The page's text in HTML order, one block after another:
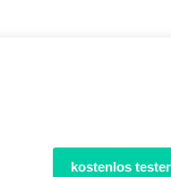
kostenlos